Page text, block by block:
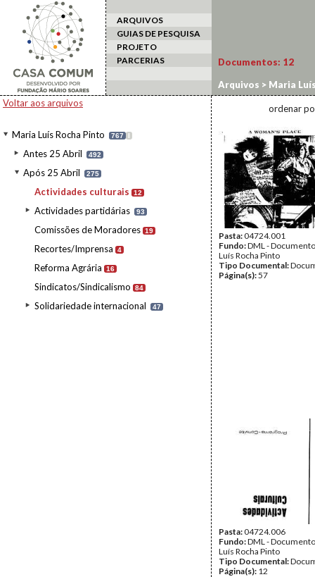
ARQUIVOS
GUIAS DE PESQUISA
PROJETO
PARCERIAS
Voltar aos arquivos
Maria Luís Rocha Pinto 767 I
Antes 25 Abril 492
Após 25 Abril 275
Actividades culturais 12
Actividades partidárias 93
Comissões de Moradores 19
Recortes/Imprensa 4
Reforma Agrária 16
Sindicatos/Sindicalismo 84
Solidariedade internacional 47
Documentos: 12
Arquivos > Maria
ordenar
Pasta:04724.001
Fundo:DML -
Luís Rocha Pinto
Tipo Documental:
Página(s):57
Pasta:04724.006
Fundo:DML -
Luís Rocha Pinto
Tipo Documental:
Página(s): 12